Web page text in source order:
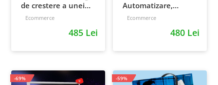
de crestere a unei
afaceri - de la idee, la
Ecommerce
485 Lei
Automatizare,
scalare si loializare:
strategia de business
Ecommerce
480 Lei
-69% -59%